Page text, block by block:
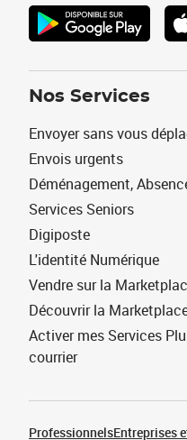
Nos Services
Envoyer sans vous
Envois urgents
Déménagement,
Services Seniors
Digiposte
L'identité Numérique
Vendre sur la
Découvrir la
Activer mes Services
courrier
ProfessionnelsEntreprises